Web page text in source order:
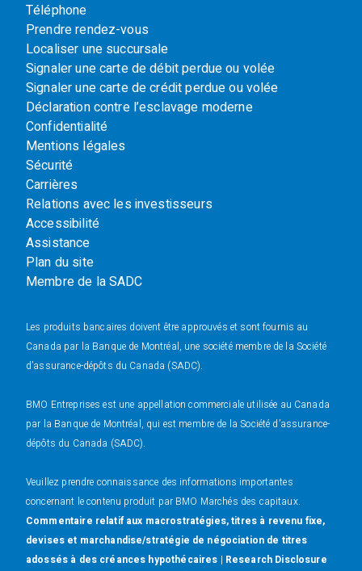
Téléphone
Prendre rendez-vous
Localiser une succursale
Signaler une carte de débit perdue ou volée
Signaler une carte de crédit perdue ou volée
Déclaration contre l’esclavage moderne
Confidentialité
Mentions légales
Sécurité
Carrières
Relations avec les investisseurs
Accessibilité
Assistance
Plan du site
Membre de la SADC
Les produits bancaires doivent être approuvés et sont fournis au
Canada par la Banque de Montréal, une société membre de la Société
d’assurance-dépôts du Canada (SADC).
BMO Entreprises est une appellation commerciale utilisée au Canada
par la Banque de Montréal, qui est membre de la Société d’assurance-
dépôts du Canada (SADC).
Veuillez prendre connaissance des informations importantes
concernant le contenu produit par BMO Marchés des capitaux.
Commentaire relatif aux macrostratégies, titres à revenu fixe,
devises et marchandise/stratégie de négociation de titres
adossés à des créances hypothécaires | Research Disclosure